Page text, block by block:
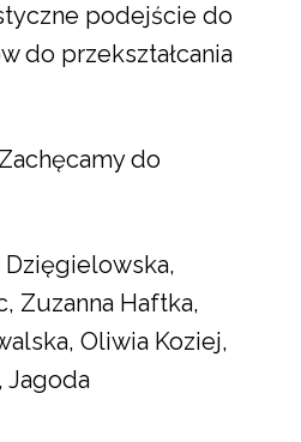
podejście do
do przekształcania
do
Dzięgielowska,
Zuzanna Haftka,
Oliwia Koziej,
Jagoda